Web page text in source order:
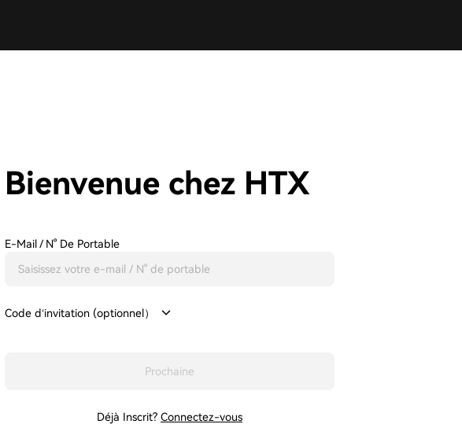
Bienvenue chez HTX
E-Mail / N° De Portable
Code d‘invitation (optionnel）
Prochaine
Déjà Inscrit? Connectez-vous